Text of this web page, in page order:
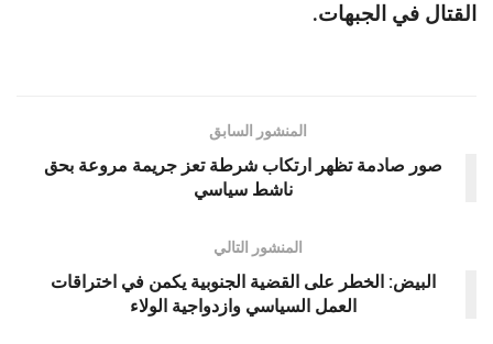
القتال في الجبهات.
المنشور السابق
صور صادمة تظهر ارتكاب شرطة تعز جريمة مروعة بحق
ناشط سياسي
المنشور التالي
البيض: الخطر على القضية الجنوبية يكمن في اختراقات
العمل السياسي وازدواجية الولاء